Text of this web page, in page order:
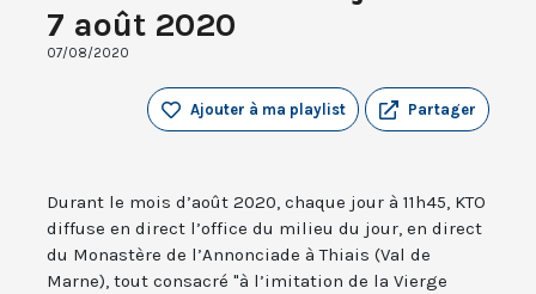
7 août 2020
07/08/2020
Partager
Ajouter à ma playlist
Durant le mois d’août 2020, chaque jour à 11h45, KTO
diffuse en direct l’office du milieu du jour, en direct
du Monastère de l’Annonciade à Thiais (Val de
Marne), tout consacré "à l’imitation de la Vierge